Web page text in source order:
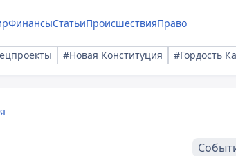
ФинансыСтатьиПроисшествияПраво
#Новая Конституция #Гордость